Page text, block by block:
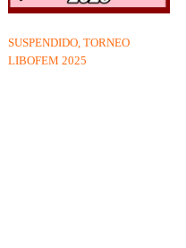
SUSPENDIDO, TORNEO
LIBOFEM 2025